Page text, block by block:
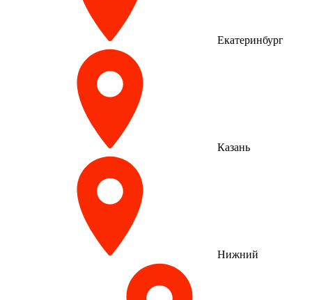
Екатеринбург
Казань
Нижний